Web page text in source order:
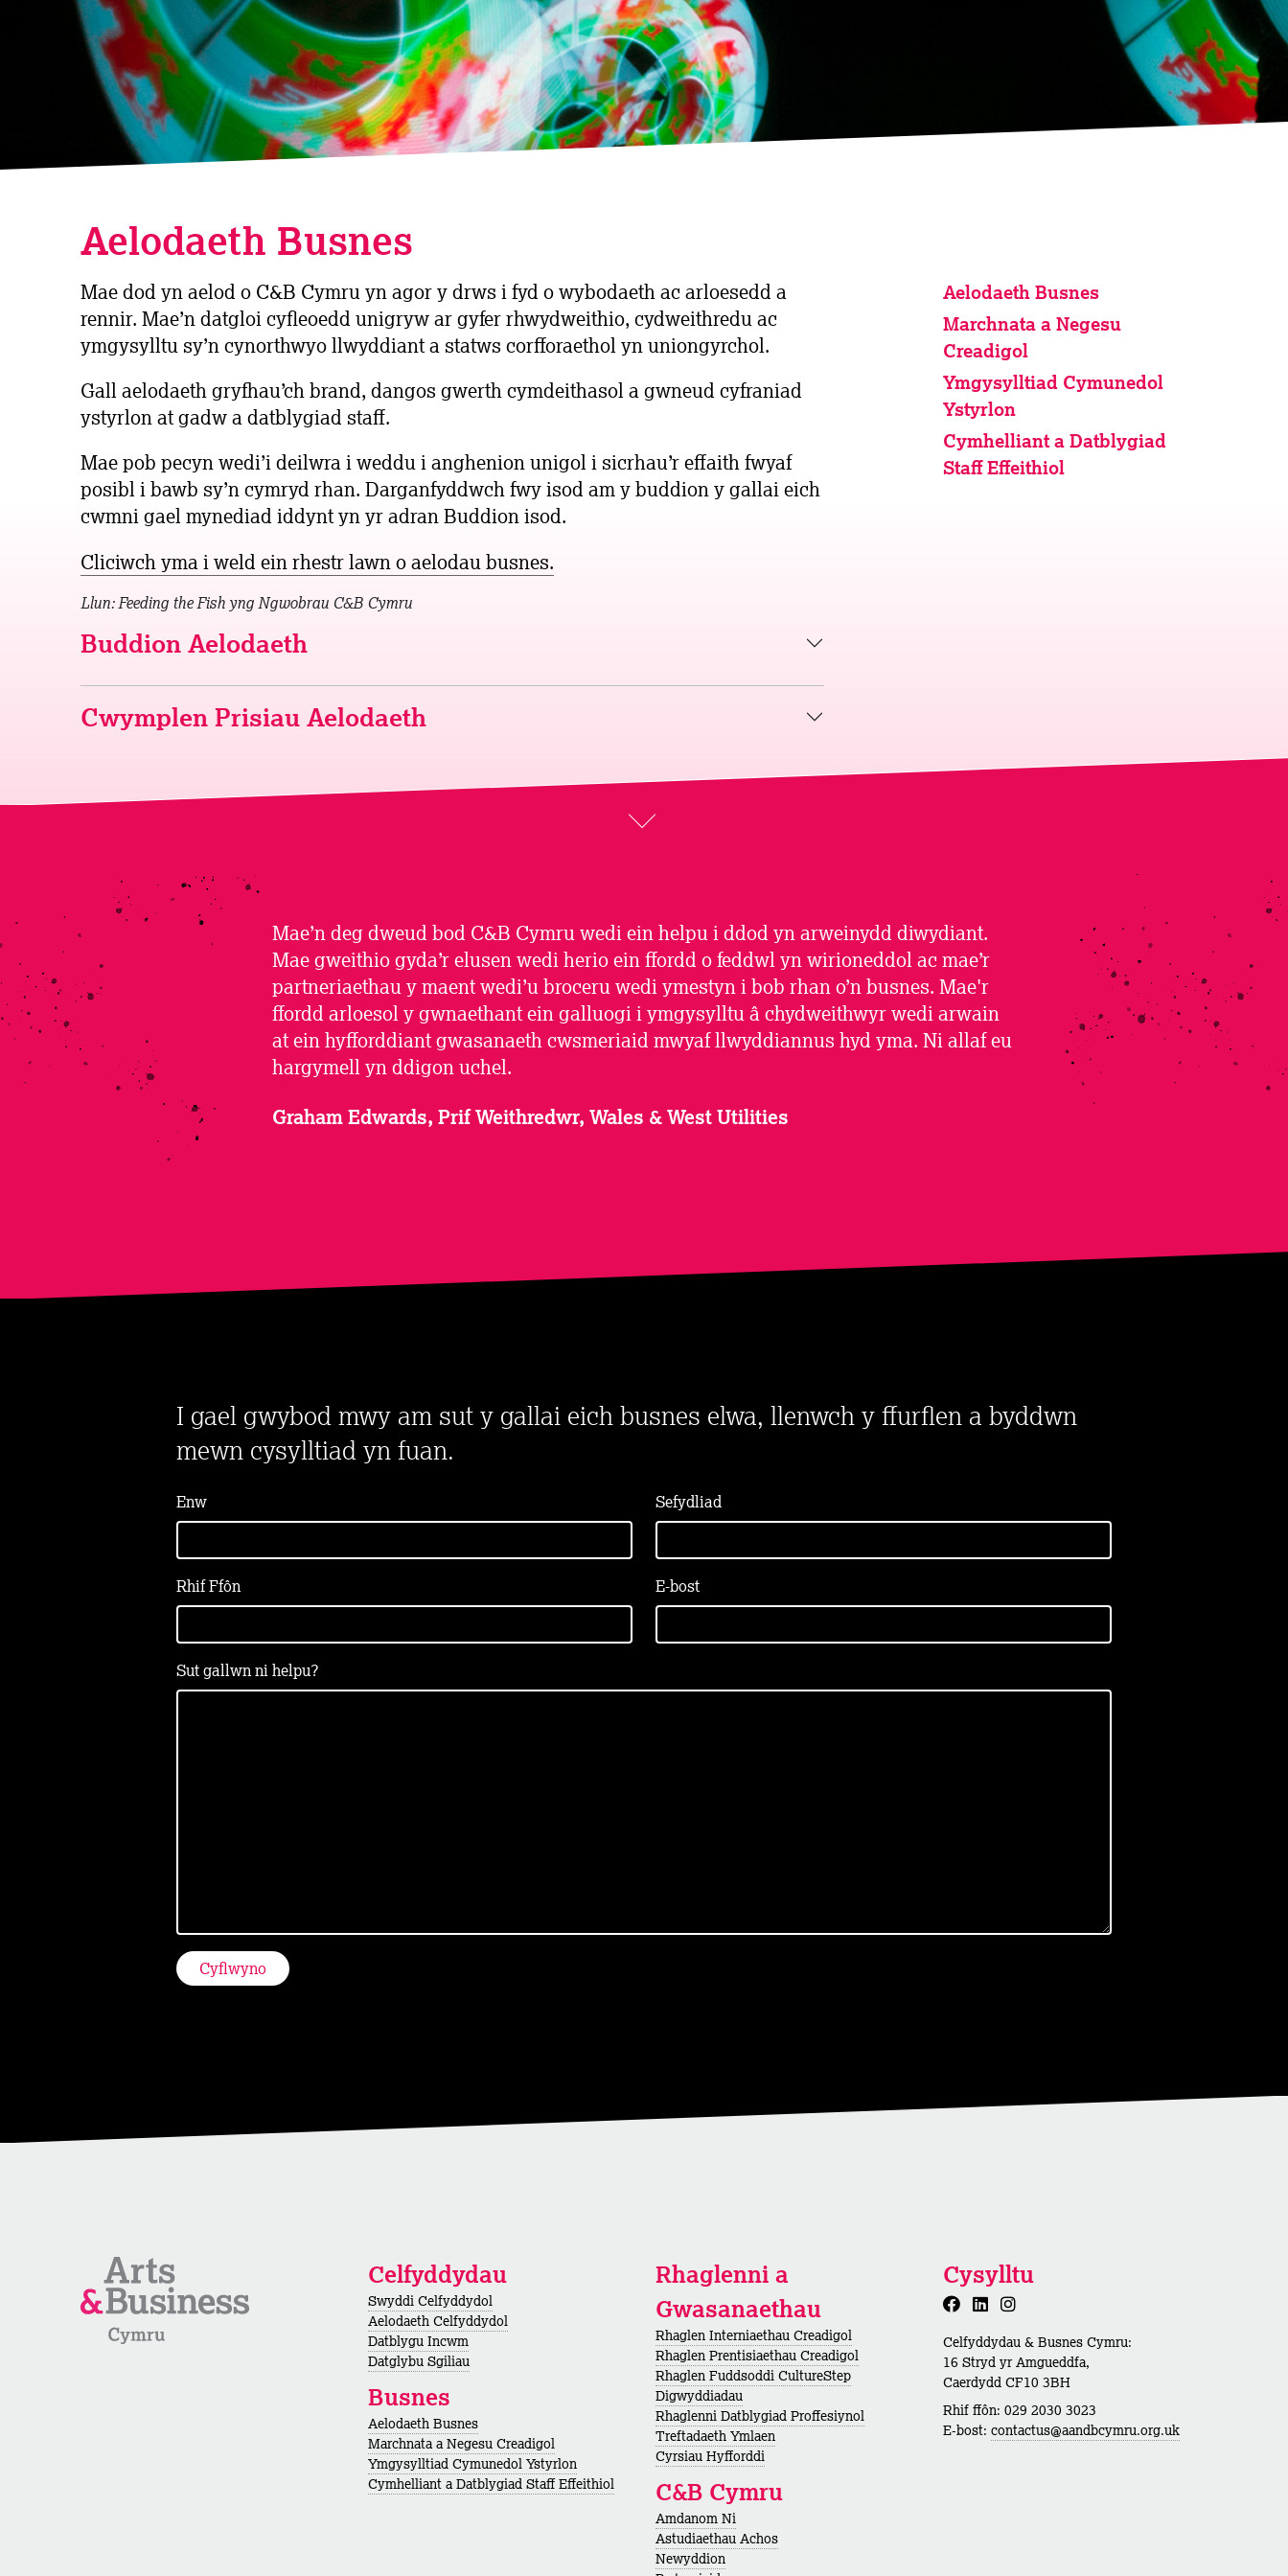
Aelodaeth Busnes
Mae dod yn aelod o C&B Cymru yn agor y drws i fyd o wybodaeth ac arloesedd a
rennir. Mae’n datgloi cyfleoedd unigryw ar gyfer rhwydweithio, cydweithredu ac
ymgysylltu sy’n cynorthwyo llwyddiant a statws corfforaethol yn uniongyrchol.
Gall aelodaeth gryfhau’ch brand, dangos gwerth cymdeithasol a gwneud cyfraniad
ystyrlon at gadw a datblygiad staff.
Mae pob pecyn wedi’i deilwra i weddu i anghenion unigol i sicrhau’r effaith fwyaf
posibl i bawb sy’n cymryd rhan. Darganfyddwch fwy isod am y buddion y gallai eich
cwmni gael mynediad iddynt yn yr adran Buddion isod.
Cliciwch yma i weld ein rhestr lawn o aelodau busnes.
Llun: Feeding the Fish yng Ngwobrau C&B Cymru
Buddion Aelodaeth
Cwymplen Prisiau Aelodaeth
Aelodaeth Busnes
Marchnata a Negesu
Creadigol
Ymgysylltiad Cymunedol
Ystyrlon
Cymhelliant a Datblygiad
Staff Effeithiol
Mae’n deg dweud bod C&B Cymru wedi ein helpu i ddod yn arweinydd diwydiant.
Mae gweithio gyda’r elusen wedi herio ein ffordd o feddwl yn wirioneddol ac mae’r
partneriaethau y maent wedi’u broceru wedi ymestyn i bob rhan o’n busnes. Mae'r
ffordd arloesol y gwnaethant ein galluogi i ymgysylltu â chydweithwyr wedi arwain
at ein hyfforddiant gwasanaeth cwsmeriaid mwyaf llwyddiannus hyd yma. Ni allaf eu
hargymell yn ddigon uchel.
Graham Edwards, Prif Weithredwr, Wales & West Utilities
I gael gwybod mwy am sut y gallai eich busnes elwa, llenwch y ffurflen a byddwn
mewn cysylltiad yn fuan.
Enw Sefydliad
Rhif Ffôn E-bost
Sut gallwn ni helpu?
Celfyddydau
Swyddi Celfyddydol
Aelodaeth Celfyddydol
Datblygu Incwm
Datglybu Sgiliau
Busnes
Aelodaeth Busnes
Marchnata a Negesu Creadigol
Ymgysylltiad Cymunedol Ystyrlon
Cymhelliant a Datblygiad Staff Effeithiol
Rhaglenni a
Gwasanaethau
Rhaglen Interniaethau Creadigol
Rhaglen Prentisiaethau Creadigol
Rhaglen Fuddsoddi CultureStep
Digwyddiadau
Rhaglenni Datblygiad Proffesiynol
Treftadaeth Ymlaen
Cyrsiau Hyfforddi
C&B Cymru
Amdanom Ni
Astudiaethau Achos
Newyddion
Cysylltu
Celfyddydau & Busnes Cymru:
16 Stryd yr Amgueddfa,
Caerdydd CF10 3BH
Rhif ffôn: 029 2030 3023
E-bost: contactus@aandbcymru.org.uk